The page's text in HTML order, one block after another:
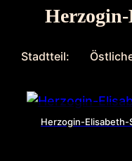
Stadtteil:
Herzogin-Elisabeth-